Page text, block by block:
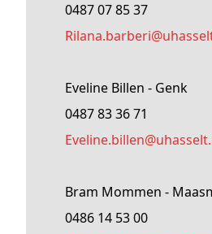
0487 07 85 37
rilana.barberi@
Eveline Billen - Genk
0487 83 36 71
Eveline.billen@uhasselt
Bram Mommen -
0486 14 53 00